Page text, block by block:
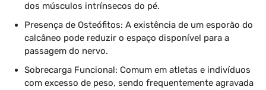
dos músculos intrínsecos do pé.
Presença de Osteófitos: A existência de um esporão do
calcâneo pode reduzir o espaço disponível para a
passagem do nervo.
Sobrecarga Funcional: Comum em atletas e indivíduos
com excesso de peso, sendo frequentemente agravada